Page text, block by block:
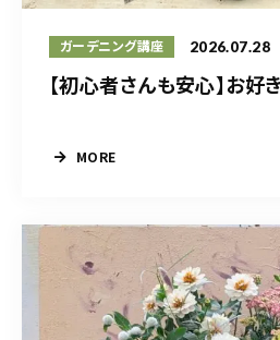
ガーデニング講座 2026.07.28
【初心者さんも安心】お好
MORE